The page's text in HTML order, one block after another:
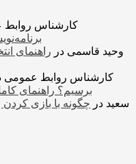
کارشناس
وحید قاسمی در راهنمای
کارشناس روابط عمومی
برسیم؟ راهنمای
سعید در چگونه با بازی